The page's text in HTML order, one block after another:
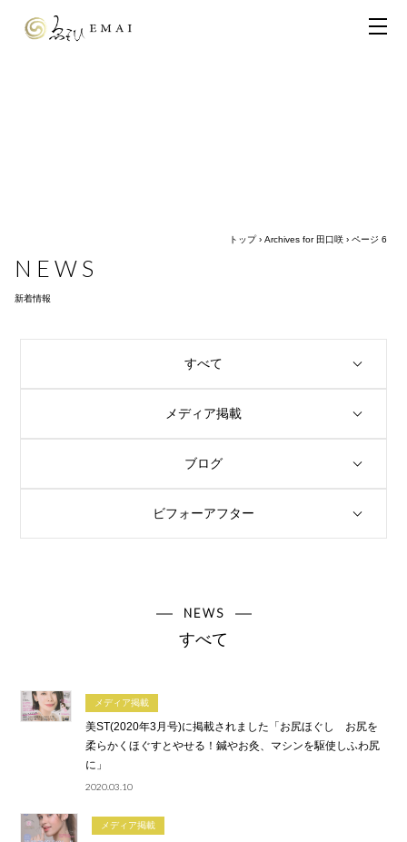
NEWS
新着情報
トップ› Archives for 田口咲› ページ 6
すべて
メディア掲載
ブログ
ビフォーアフター
NEWS
すべて
メディア掲載
美ST(2020年3月号)に掲載されました「お尻ほぐし お尻を
柔らかくほぐすとやせる！鍼やお灸、マシンを駆使しふわ尻
に」
2020.03.10
メディア掲載